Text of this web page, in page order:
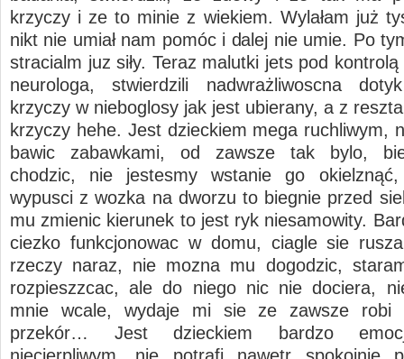
krzyczy i ze to minie z wiekiem. Wylałam już
nikt nie umiał nam pomóc i dalej nie umie. Po
stracialm juz siły. Teraz malutki jets pod
neurologa, stwierdzili nadwrażliwoscna
krzyczy w nieboglosy jak jest ubierany, a z
krzyczy hehe. Jest dzieckiem mega ruchliwym,
bawic zabawkami, od zawsze tak bylo,
chodzic, nie jestesmy wstanie go
wypusci z wozka na dworzu to biegnie przed
mu zmienic kierunek to jest ryk niesamowity.
ciezko funkcjonowac w domu, ciagle sie
rzeczy naraz, nie mozna mu dogodzic,
rozpieszzcac, ale do niego nic nie dociera,
mnie wcale, wydaje mi sie ze zawsze robi
przekór… Jest dzieckiem bardzo